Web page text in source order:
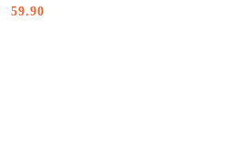
Cena:
59.90